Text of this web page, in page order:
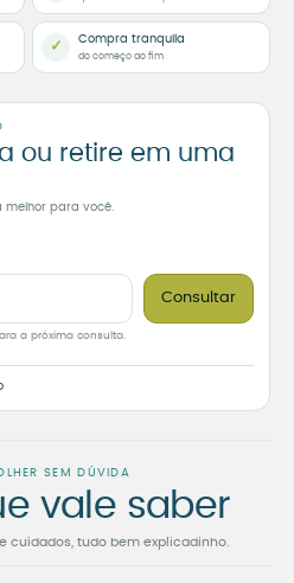
✓ Compra tranquila
do começo ao fim
ou retire em uma
melhor para você.
Consultar
a próxima consulta.
SEM DÚVIDA
vale saber
cuidados, tudo bem explicadinho.